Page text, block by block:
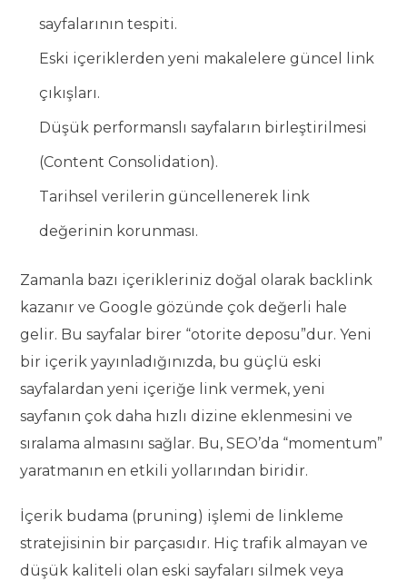
sayfalarının tespiti.
Eski içeriklerden yeni makalelere güncel link
çıkışları.
Düşük performanslı sayfaların birleştirilmesi
(Content Consolidation).
Tarihsel verilerin güncellenerek link
değerinin korunması.
Zamanla bazı içerikleriniz doğal olarak backlink
kazanır ve Google gözünde çok değerli hale
gelir. Bu sayfalar birer “otorite deposu”dur. Yeni
bir içerik yayınladığınızda, bu güçlü eski
sayfalardan yeni içeriğe link vermek, yeni
sayfanın çok daha hızlı dizine eklenmesini ve
sıralama almasını sağlar. Bu, SEO’da “momentum”
yaratmanın en etkili yollarından biridir.
İçerik budama (pruning) işlemi de linkleme
stratejisinin bir parçasıdır. Hiç trafik almayan ve
düşük kaliteli olan eski sayfaları silmek veya